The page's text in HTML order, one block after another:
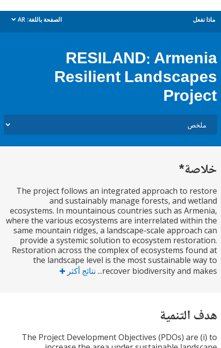
الصفحة باللغة: AR
dropdown
RESILAND:
Resilient
The project follows an integrated approach to
and sustainably manage forests, and
ecosystems. In mountainous countries such as
where the various ecosystems are interrelated
same mountain ridges, a landscape-scale
provide a systemic solution to ecosystem
Restoration across the complex of ecosystems
the landscape level is the most sustainable
recover biodiversity and
نتائج أكثر
The Project Development Objectives (PDOs)